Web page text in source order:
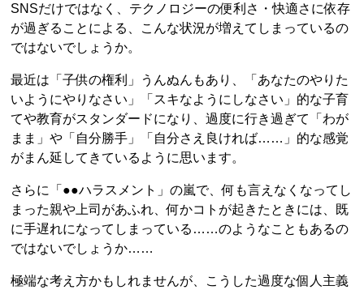
SNSだけではなく、テクノロジーの便利さ・快適さに依存
が過ぎることによる、こんな状況が増えてしまっているの
ではないでしょうか。
最近は「子供の権利」うんぬんもあり、「あなたのやりた
いようにやりなさい」「スキなようにしなさい」的な子育
てや教育がスタンダードになり、過度に行き過ぎて「わが
まま」や「自分勝手」「自分さえ良ければ……」的な感覚
がまん延してきているように思います。
さらに「●●ハラスメント」の嵐で、何も言えなくなってし
まった親や上司があふれ、何かコトが起きたときには、既
に手遅れになってしまっている……のようなこともあるの
ではないでしょうか……
極端な考え方かもしれませんが、こうした過度な個人主義